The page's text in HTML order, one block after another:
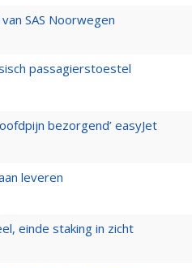
SAS Noorwegen
passagierstoestel
bezorgend’ easyJet
leveren
einde staking in zicht